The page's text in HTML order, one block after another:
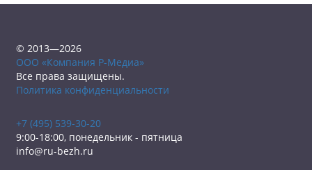
© 2013—2026
ООО «Компания Р-Медиа»
Все права защищены.
Политика конфиденциальности
+7 (495) 539-30-20
9:00-18:00, понедельник - пятница
info@ru-bezh.ru